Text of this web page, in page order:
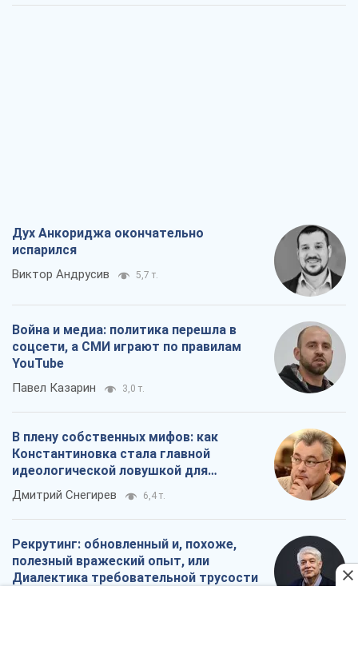
Дух Анкориджа окончательно
испарился
Виктор Андрусив 5,7 т.
Война и медиа: политика перешла в
соцсети, а СМИ играют по правилам
YouTube
Павел Казарин 3,0 т.
В плену собственных мифов: как
Константиновка стала главной
идеологической ловушкой для
российских оккупантов
Дмитрий Снегирев 6,4 т.
Рекрутинг: обновленный и, похоже,
полезный вражеский опыт, или
Диалектика требовательной трусости